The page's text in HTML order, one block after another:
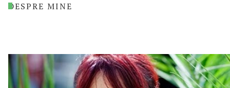
DESPRE MINE